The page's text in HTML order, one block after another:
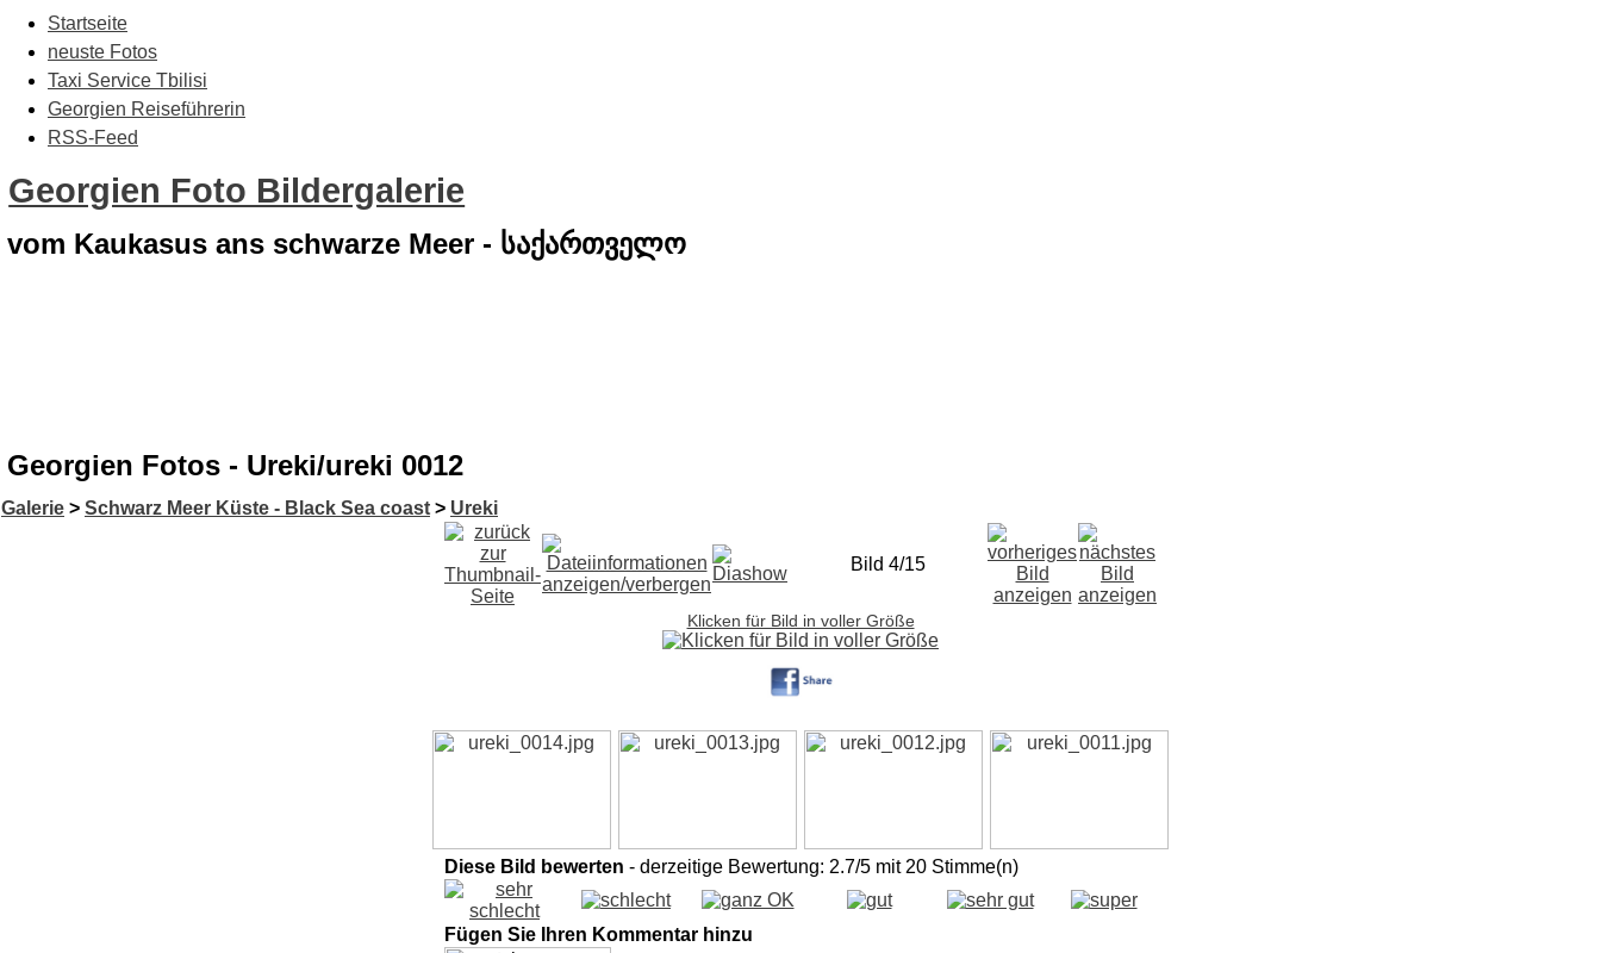
Startseite
neuste Fotos
Taxi Service Tbilisi
Georgien Reiseführerin
RSS-Feed
Georgien Foto Bildergalerie
vom Kaukasus ans schwarze Meer - საქართველო
Georgien Fotos - Ureki/ureki 0012
Galerie > Schwarz Meer Küste - Black Sea coast > Ureki
Bild 4/15
Klicken für Bild in voller Größe
Diese Bild bewerten - derzeitige Bewertung: 2.7/5 mit 20 Stimme(n)
Fügen Sie Ihren Kommentar hinzu